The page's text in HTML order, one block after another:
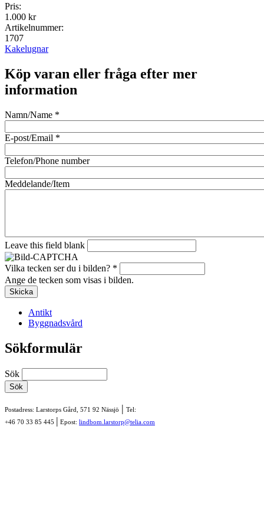
Pris:
1.000 kr
Artikelnummer:
1707
Kakelugnar
Köp varan eller fråga efter mer
information
Namn/Name *
E-post/Email *
Telefon/Phone number
Meddelande/Item
Leave this field blank
Vilka tecken ser du i bilden? *
Ange de tecken som visas i bilden.
Antikt
Byggnadsvård
Sökformulär
Sök
Postadress: Larstorps Gård, 571 92 Nässjö | Tel:
+46 70 33 85 445 | Epost: lindbom.larstorp@telia.com